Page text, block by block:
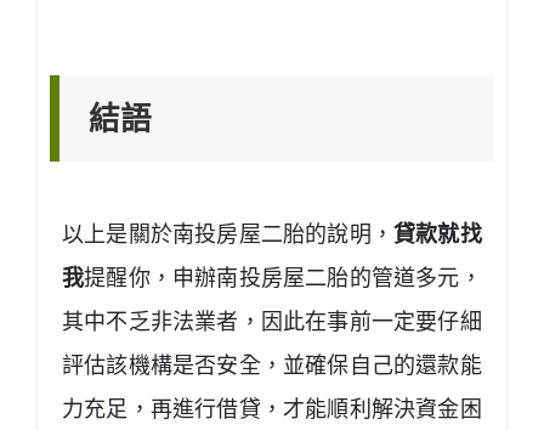
結語
以上是關於南投房屋二胎的說明， 貸款就找
我提醒你，申辦南投房屋二胎的管道多元，
其中不乏非法業者，因此在事前一定要仔細
評估該機構是否安全，並確保自己的還款能
力充足，再進行借貸，才能順利解決資金困